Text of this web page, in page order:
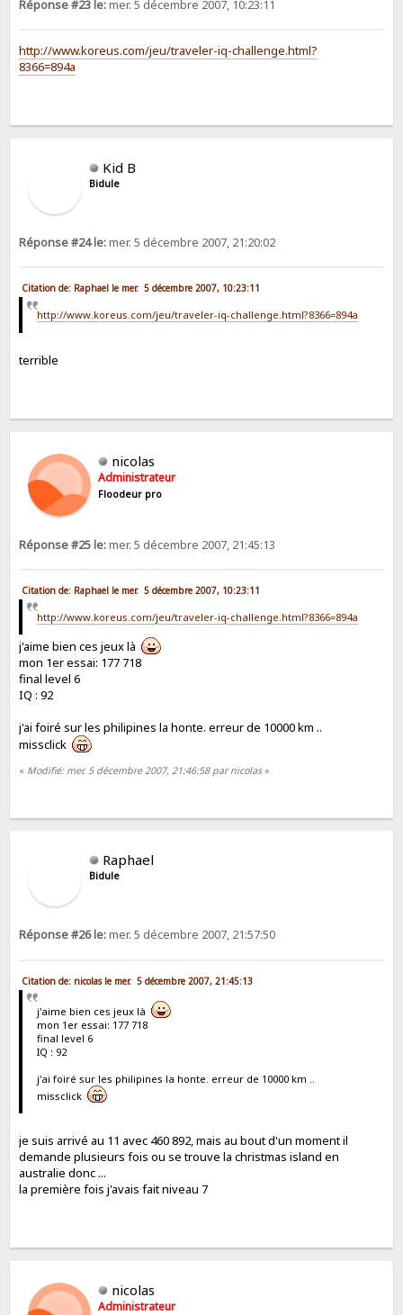
Réponse #23 le:mer. 5 décembre 2007, 10:23:11
http://www.koreus.com/jeu/traveler-iq-challenge.html?
8366=894a
Kid B
Bidule
Réponse #24 le:mer. 5 décembre 2007, 21:20:02
Citation de: Raphael le mer. 5 décembre 2007, 10:23:11
http://www.koreus.com/jeu/traveler-iq-challenge.html?8366=894a
terrible
nicolas
Administrateur
Floodeur pro
Réponse #25 le:mer. 5 décembre 2007, 21:45:13
Citation de: Raphael le mer. 5 décembre 2007, 10:23:11
http://www.koreus.com/jeu/traveler-iq-challenge.html?8366=894a
j'aime bien ces jeux là
mon 1er essai: 177 718
final level 6
IQ : 92
j'ai foiré sur les philipines la honte. erreur de 10000 km ..
missclick
« Modifié: mer. 5 décembre 2007, 21:46:58 par nicolas»
Raphael
Bidule
Réponse #26 le:mer. 5 décembre 2007, 21:57:50
Citation de: nicolas le mer. 5 décembre 2007, 21:45:13
j'aime bien ces jeux là
mon 1er essai: 177 718
final level 6
IQ : 92
j'ai foiré sur les philipines la honte. erreur de 10000 km ..
missclick
je suis arrivé au 11 avec 460 892, mais au bout d'un moment il
demande plusieurs fois ou se trouve la christmas island en
australie donc ...
la première fois j'avais fait niveau 7
nicolas
Administrateur